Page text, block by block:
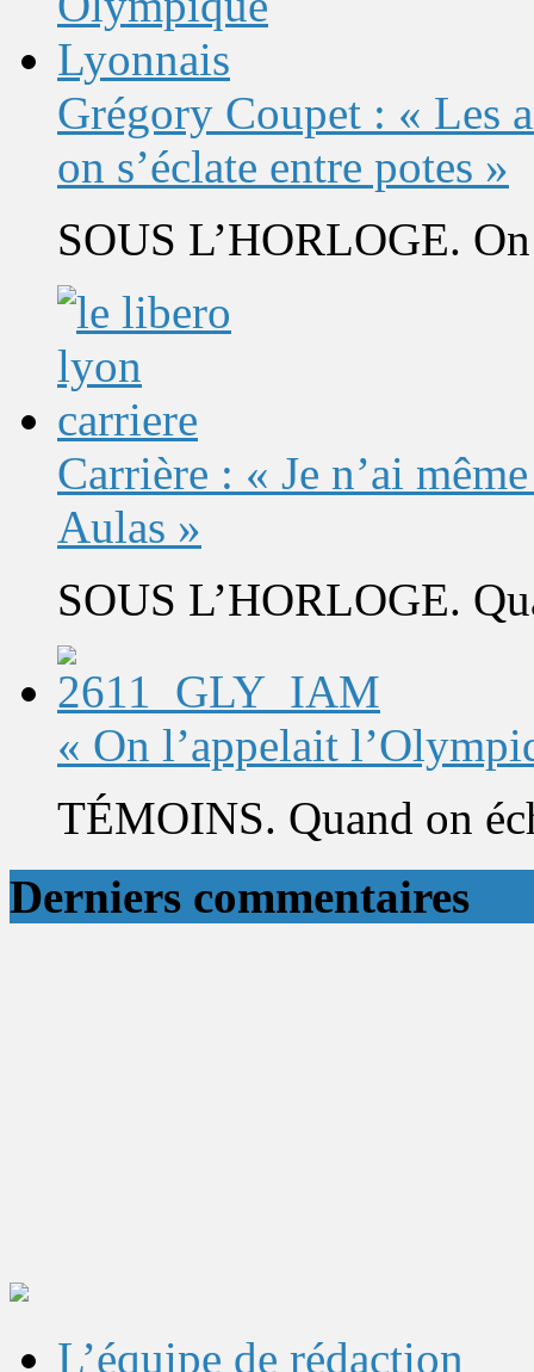
Grégory Coupet : « Les
on s’éclate entre potes »
SOUS L’HORLOGE.
Carrière : « Je n’ai
Aulas »
SOUS L’HORLOGE.
« On l’appelait
TÉMOINS. Quand on
Derniers commentaires
L’équipe de rédaction